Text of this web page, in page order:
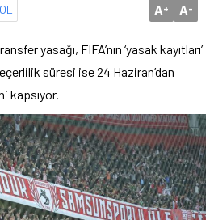
A+ A-
yasağı, FIFA’nın ‘yasak kayıtları’
süresi ise 24 Haziran’dan
kapsıyor.